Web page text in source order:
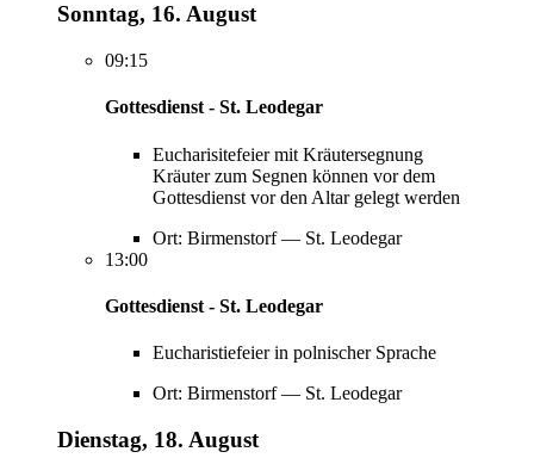
Sonntag, 16. August
09:15
Gottesdienst - St. Leodegar
Eucharisitefeier mit Kräutersegnung
Kräuter zum Segnen können vor dem
Gottesdienst vor den Altar gelegt werden
Ort: Birmenstorf — St. Leodegar
13:00
Gottesdienst - St. Leodegar
Eucharistiefeier in polnischer Sprache
Ort: Birmenstorf — St. Leodegar
Dienstag, 18. August